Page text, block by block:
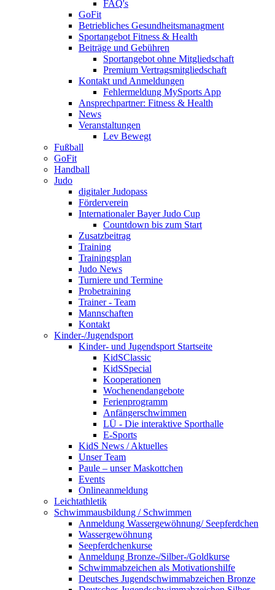
FAQ's
GoFit
Betriebliches Gesundheitsmanagment
Sportangebot Fitness & Health
Beiträge und Gebühren
Sportangebot ohne Mitgliedschaft
Premium Vertragsmitgliedschaft
Kontakt und Anmeldungen
Fehlermeldung MySports App
Ansprechpartner: Fitness & Health
News
Veranstaltungen
Lev Bewegt
Fußball
GoFit
Handball
Judo
digitaler Judopass
Förderverein
Internationaler Bayer Judo Cup
Countdown bis zum Start
Zusatzbeitrag
Training
Trainingsplan
Judo News
Turniere und Termine
Probetraining
Trainer - Team
Mannschaften
Kontakt
Kinder-/Jugendsport
Kinder- und Jugendsport Startseite
KidSClassic
KidSSpecial
Kooperationen
Wochenendangebote
Ferienprogramm
Anfängerschwimmen
LÜ - Die interaktive Sporthalle
E-Sports
KidS News / Aktuelles
Unser Team
Paule – unser Maskottchen
Events
Onlineanmeldung
Leichtathletik
Schwimmausbildung / Schwimmen
Anmeldung Wassergewöhnung/ Seepferdchen
Wassergewöhnung
Seepferdchenkurse
Anmeldung Bronze-/Silber-/Goldkurse
Schwimmabzeichen als Motivationshilfe
Deutsches Jugendschwimmabzeichen Bronze